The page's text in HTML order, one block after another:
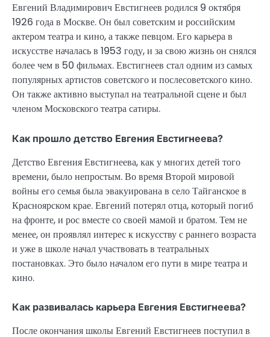
Евгений Владимирович Евстигнеев родился 9 октября
1926 года в Москве. Он был советским и российским
актером театра и кино, а также певцом. Его карьера в
искусстве началась в 1953 году, и за свою жизнь он снялся
более чем в 50 фильмах. Евстигнеев стал одним из самых
популярных артистов советского и послесоветского кино.
Он также активно выступал на театральной сцене и был
членом Московского театра сатиры.
Как прошло детство Евгения Евстигнеева?
Детство Евгения Евстигнеева, как у многих детей того
времени, было непростым. Во время Второй мировой
войны его семья была эвакуирована в село Тайганское в
Красноярском крае. Евгений потерял отца, который погиб
на фронте, и рос вместе со своей мамой и братом. Тем не
менее, он проявлял интерес к искусству с раннего возраста
и уже в школе начал участвовать в театральных
постановках. Это было началом его пути в мире театра и
кино.
Как развивалась карьера Евгения Евстигнеева?
После окончания школы Евгений Евстигнеев поступил в